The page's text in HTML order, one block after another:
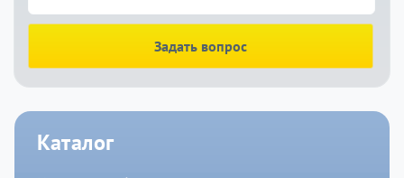
Задать вопрос
Каталог